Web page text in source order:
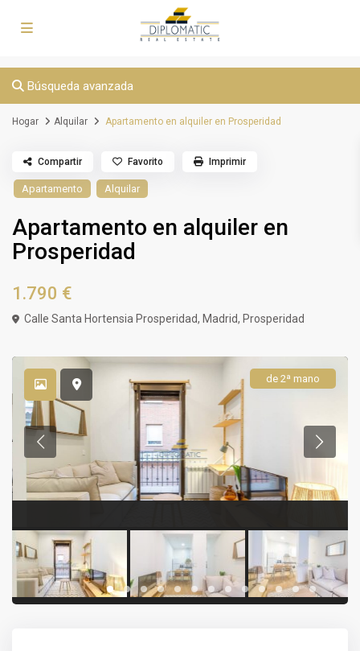
Búsqueda avanzada
Hogar Alquilar Apartamento en alquiler en Prosperidad
Apartamento Alquilar
Apartamento en alquiler en
Prosperidad
1.790 €
Calle Santa Hortensia Prosperidad, Madrid, Prosperidad
Compartir Favorito Imprimir
de 2ª mano